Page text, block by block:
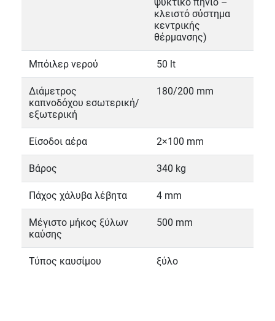
κλειστό σύστημα
κεντρικής
θέρμανσης)
Μπόιλερ νερού 50 lt
Διάμετρος
καπνοδόχου εσωτερική/
εξωτερική
180/200 mm
Είσοδοι αέρα 2×100 mm
Βάρος 340 kg
Πάχος χάλυβα λέβητα 4 mm
Μέγιστο μήκος ξύλων
καύσης
500 mm
Τύπος καυσίμου ξύλο